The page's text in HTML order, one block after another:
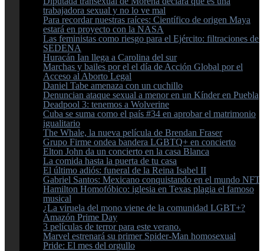
trabajadora sexual y no lo ve mal
Para recordar nuestras raíces: Científico de origen Maya
estará en proyecto con la NASA
Las feministas como riesgo para el Ejército: filtraciones de
SEDENA
Huracán Ian llega a Carolina del sur
Marchas y bailes por el el día de Acción Global por el
Acceso al Aborto Legal
Daniel Tabe amenaza con un cuchillo
Denuncian ataque sexual a menor en un Kínder en Puebla
Deadpool 3: tenemos a Wolverine
Cuba se suma como el país #34 en aprobar el matrimonio
igualitario
The Whale, la nueva película de Brendan Fraser
Grupo Firme ondea bandera LGBTQ+ en concierto
Elton John da un concierto en la casa Blanca
La comida hasta la puerta de tu casa
El último adiós: funeral de la Reina Isabel II
Gabriel Santos: Mexicano conquistando en el mundo NFT
Hamilton Homofóbico: iglesia en Texas plagia el famoso
musical
¿La viruela del mono viene de la comunidad LGBT+?
Amazón Prime Day
3 películas de terror para este verano.
Marvel estrenará su primer Spider-Man homosexual
Pride: El mes del orgullo